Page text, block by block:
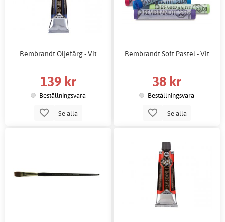
Rembrandt Oljefärg - Vit
139 kr
Beställningsvara
Se alla
Rembrandt Soft Pastel - Vit
38 kr
Beställningsvara
Se alla